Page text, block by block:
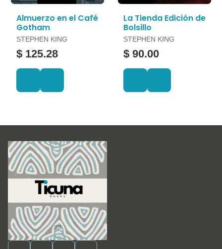
Almuerzo en el Café
Gotham
STEPHEN KING
$ 125.28
La Tienda Edición de
Bolsillo
STEPHEN KING
$ 90.00